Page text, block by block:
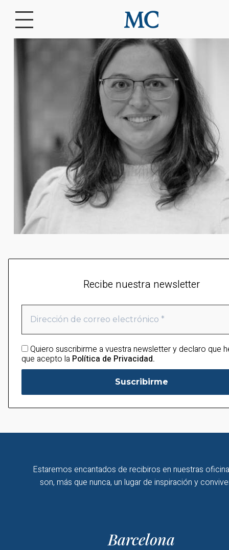
Recibe nuestra newsletter
Quiero suscribirme a vuestra newsletter y declaro que
que acepto la Política de Privacidad.
Estaremos encantados de recibiros en nuestras
son, más que nunca, un lugar de inspiración y
Barcelona